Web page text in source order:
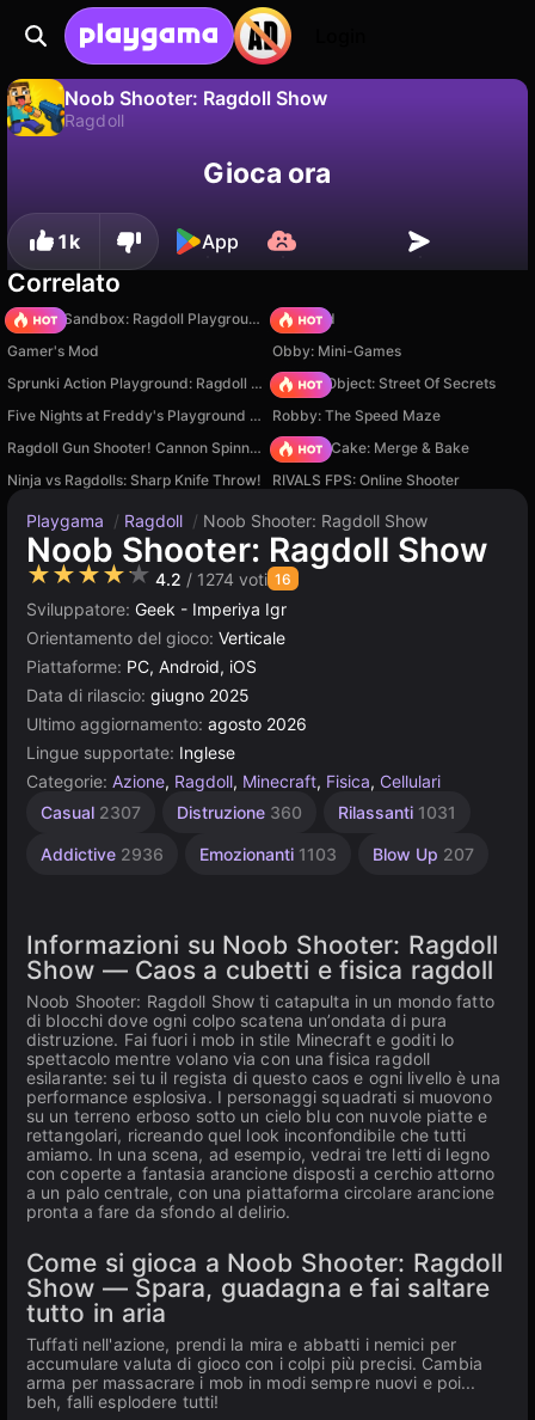
Noob Shooter: Ragdoll Show
Ragdoll
Salva i progressi!Gioca ora
1k App
Correlato
Sprunki Sandbox: Ragdoll Playground Mode
TB World
Gamer's Mod
Obby: Mini-Games
Sprunki Action Playground: Ragdoll Sandbox Hidden Object: Street Of Secrets
Five Nights at Freddy's Playground Sandbox
Robby: The Speed Maze
Ragdoll Gun Shooter! Cannon Spinner Playground
Piece of Cake: Merge & Bake
Ninja vs Ragdolls: Sharp Knife Throw!
RIVALS FPS: Online Shooter
Playgama / Ragdoll / Noob Shooter: Ragdoll Show
Noob Shooter: Ragdoll Show
★★★★★ 4.2 / 1274 voti 16
Sviluppatore: Geek - Imperiya Igr
Orientamento del gioco: Verticale
Piattaforme: PC, Android, iOS
Data di rilascio: giugno 2025
Ultimo aggiornamento: agosto 2026
Lingue supportate: Inglese
Categorie: Azione, Ragdoll, Minecraft, Fisica, Cellulari
Casual 2307 Distruzione 360 Rilassanti 1031
Addictive 2936 Emozionanti 1103 Blow Up 207
Personaggi
Senza
2846
Desktop
Sandbox
Alta
3569
Semplici
Browser
Sparatutto
7
Unity
3172
Informazioni su Noob Shooter: Ragdoll
Show — Caos a cubetti e fisica ragdoll
Noob Shooter: Ragdoll Show ti catapulta in un mondo fatto
di blocchi dove ogni colpo scatena un’ondata di pura
distruzione. Fai fuori i mob in stile Minecraft e goditi lo
spettacolo mentre volano via con una fisica ragdoll
esilarante: sei tu il regista di questo caos e ogni livello è una
performance esplosiva. I personaggi squadrati si muovono
su un terreno erboso sotto un cielo blu con nuvole piatte e
rettangolari, ricreando quel look inconfondibile che tutti
amiamo. In una scena, ad esempio, vedrai tre letti di legno
con coperte a fantasia arancione disposti a cerchio attorno
a un palo centrale, con una piattaforma circolare arancione
pronta a fare da sfondo al delirio.
Come si gioca a Noob Shooter: Ragdoll
Show — Spara, guadagna e fai saltare
tutto in aria
Tuffati nell'azione, prendi la mira e abbatti i nemici per
accumulare valuta di gioco con i colpi più precisi. Cambia
arma per massacrare i mob in modi sempre nuovi e poi...
beh, falli esplodere tutti!